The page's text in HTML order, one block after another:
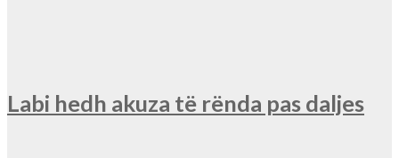
Labi hedh akuza të rënda pas daljes